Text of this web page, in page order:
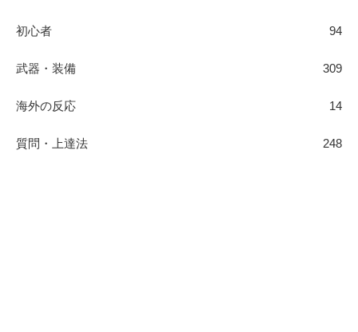
初心者 94
武器・装備 309
海外の反応 14
質問・上達法 248